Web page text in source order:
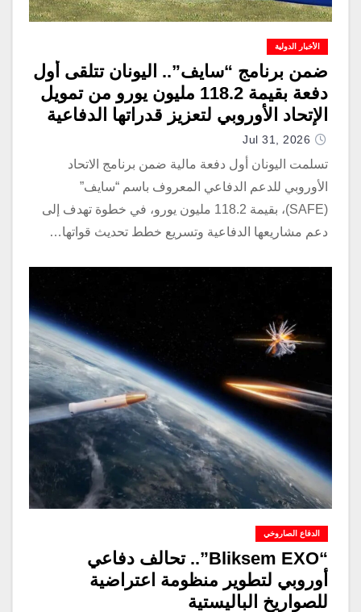
الأخبار الدولية
ضمن برنامج “سايف”.. اليونان تتلقى أول
دفعة بقيمة 118.2 مليون يورو من تمويل
الإتحاد الأوروبي لتعزيز قدراتها الدفاعية
Jul 31, 2026
تسلمت اليونان أول دفعة مالية ضمن برنامج الاتحاد
الأوروبي للدعم الدفاعي المعروف باسم “سايف”
(SAFE)، بقيمة 118.2 مليون يورو، في خطوة تهدف إلى
دعم مشاريعها الدفاعية وتسريع خطط تحديث قواتها…
الدفاع الصاروخي
“Bliksem EXO”.. تحالف دفاعي
أوروبي لتطوير منظومة اعتراضية
للصواريخ الباليستية